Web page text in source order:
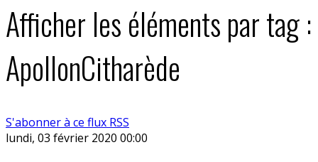
Afficher les éléments par tag :
ApollonCitharède
S'abonner à ce flux RSS
lundi, 03 février 2020 00:00